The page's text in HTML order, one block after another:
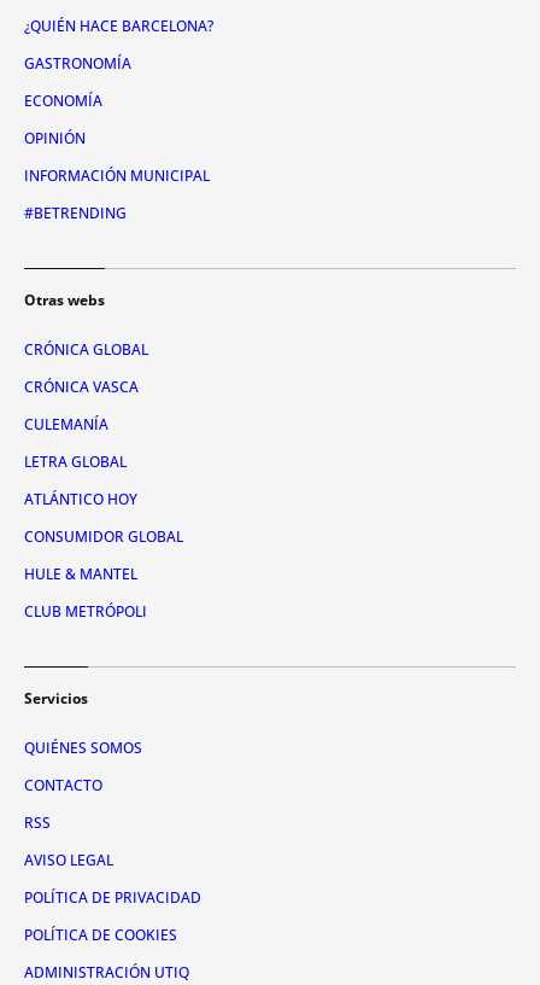
¿QUIÉN HACE BARCELONA?
GASTRONOMÍA
ECONOMÍA
OPINIÓN
INFORMACIÓN MUNICIPAL
#BETRENDING
Otras webs
CRÓNICA GLOBAL
CRÓNICA VASCA
CULEMANÍA
LETRA GLOBAL
ATLÁNTICO HOY
CONSUMIDOR GLOBAL
HULE & MANTEL
CLUB METRÓPOLI
Servicios
QUIÉNES SOMOS
CONTACTO
RSS
AVISO LEGAL
POLÍTICA DE PRIVACIDAD
POLÍTICA DE COOKIES
ADMINISTRACIÓN UTIQ